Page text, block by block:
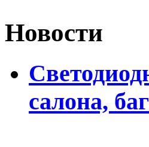
Новости
салона,